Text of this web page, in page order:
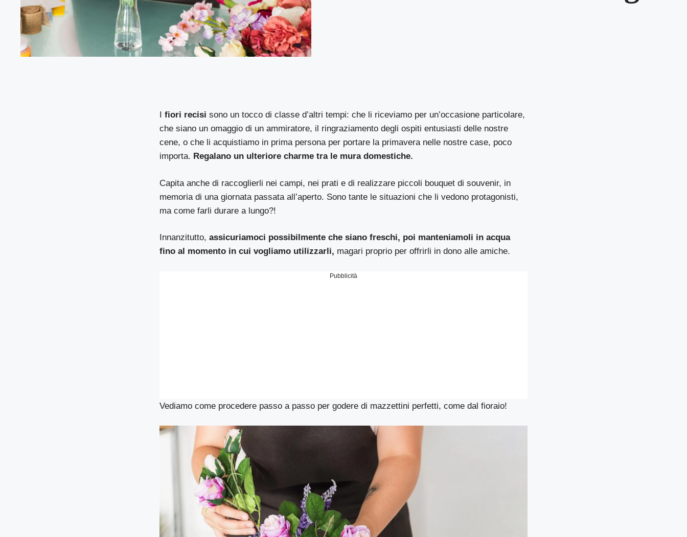
Ifiori recisi sono un tocco di classe d’altri tempi: che li riceviamo per un’occasione particolare,
che siano un omaggio di un ammiratore, il ringraziamento degli ospiti entusiasti delle nostre
cene, o che li acquistiamo in prima persona per portare la primavera nelle nostre case, poco
importa. Regalano un ulteriore charme tra le mura domestiche.
Capita anche di raccoglierli nei campi, nei prati e di realizzare piccoli bouquet di souvenir, in
memoria di una giornata passata all’aperto. Sono tante le situazioni che li vedono protagonisti,
ma come farli durare a lungo?!
Innanzitutto, assicuriamoci possibilmente che siano freschi, poi manteniamoli in acqua
fino al momento in cui vogliamo utilizzarli, magari proprio per offrirli in dono alle amiche.
Pubblicità
Vediamo come procedere passo a passo per godere di mazzettini perfetti, come dal fioraio!